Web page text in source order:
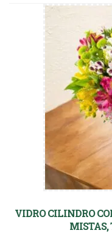
VIDRO CILINDRO
MISTAS,